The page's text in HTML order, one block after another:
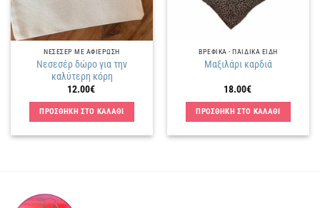
ΝΕΣΕΣΕΡ ΜΕ ΑΦΙΕΡΩΣΗ
Νεσεσέρ δώρο για την
καλύτερη κόρη
12.00€
ΠΡΟΣΘΗΚΗ ΣΤΟ ΚΑΛΑΘΙ
ΒΡΕΦΙΚΑ - ΠΑΙΔΙΚΑ ΕΙΔΗ
Μαξιλάρι καρδιά
18.00€
ΠΡΟΣΘΗΚΗ ΣΤΟ ΚΑΛΑΘΙ